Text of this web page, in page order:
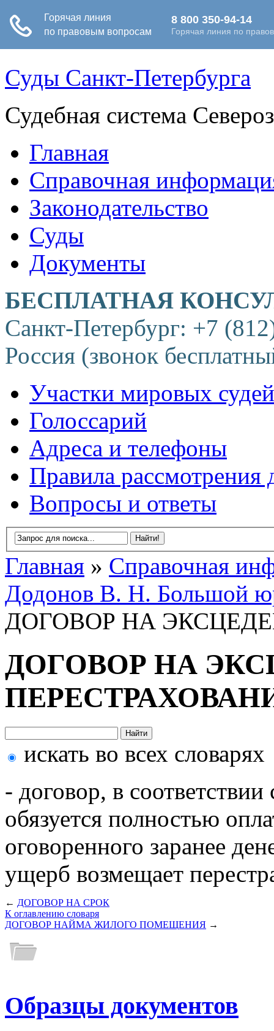
Суды Санкт-Петербурга
Судебная система
Главная
Справочная
Законодательство
Суды
Документы
БЕСПЛАТНАЯ
Санкт-Петербург: +7
Россия (звонок
Участки мировых судей
Голоссарий
Адреса и телефоны
Правила рассмотрения
Вопросы и ответы
Главная » Справочная
Додонов В. Н. Большой
ДОГОВОР НА
ДОГОВОР НА
искать во всех словарях
- договор, в
обязуется полностью
оговоренного заранее
ущерб возмещает
← ДОГОВОР НА СРОК
К оглавлению словаря
ДОГОВОР НАЙМА ЖИЛОГО ПОМЕЩЕНИЯ →
Образцы документов